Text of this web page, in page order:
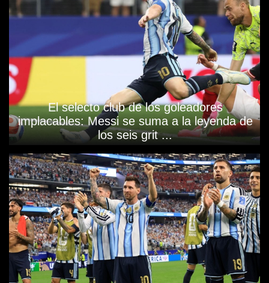
El selecto club de los goleadores
implacables: Messi se suma a la leyenda de
los seis grit ...